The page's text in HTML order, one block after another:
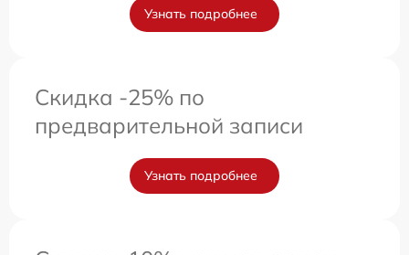
Узнать подробнее
Скидка -25% по
предварительной записи
Узнать подробнее